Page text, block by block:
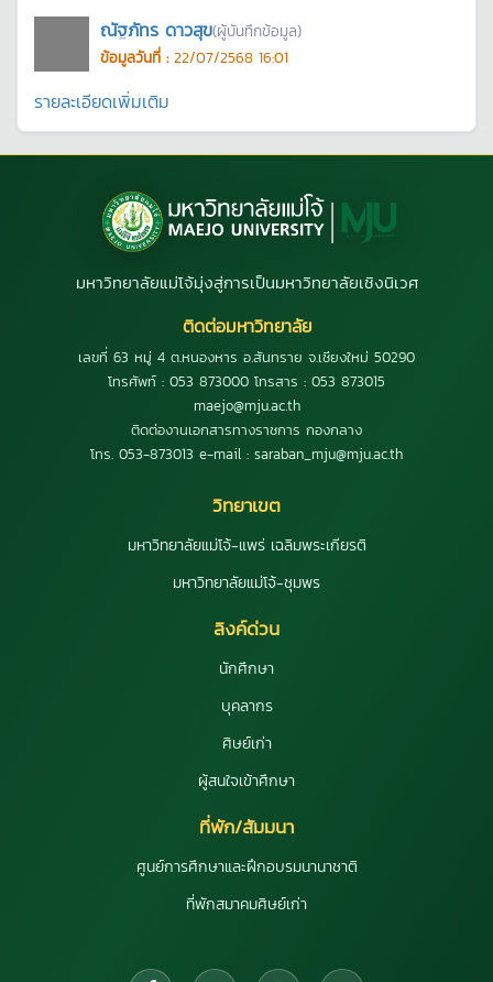
ณัฐภัทร ดาวสุข(ผู้บันทึกข้อมูล)
ข้อมูลวันที่ : 22/07/2568 16:01
รายละเอียดเพิ่มเติม
มหาวิทยาลัยแม่โจ้มุ่งสู่การเป็นมหาวิทยาลัยเชิงนิเวศ
ติดต่อมหาวิทยาลัย
เลขที่ 63 หมู่ 4 ต.หนองหาร อ.สันทราย จ.เชียงใหม่ 50290
โทรศัพท์ : 053 873000 โทรสาร : 053 873015
maejo@mju.ac.th
ติดต่องานเอกสารทางราชการ กองกลาง
โทร. 053-873013 e-mail : saraban_mju@mju.ac.th
วิทยาเขต
มหาวิทยาลัยแม่โจ้-แพร่ เฉลิมพระเกียรติ
มหาวิทยาลัยแม่โจ้-ชุมพร
ลิงค์ด่วน
นักศึกษา
บุคลากร
ศิษย์เก่า
ผู้สนใจเข้าศึกษา
ที่พัก/สัมมนา
ศูนย์การศึกษาและฝึกอบรมนานาชาติ
ที่พักสมาคมศิษย์เก่า